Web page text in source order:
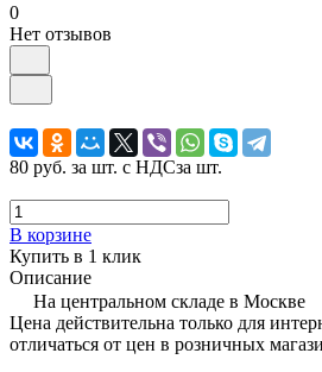
0
Нет отзывов
80 руб. за шт. с НДСза шт.
В корзине
Купить в 1 клик
Описание
На центральном складе в Москве
Цена действительна только для
отличаться от цен в розничных